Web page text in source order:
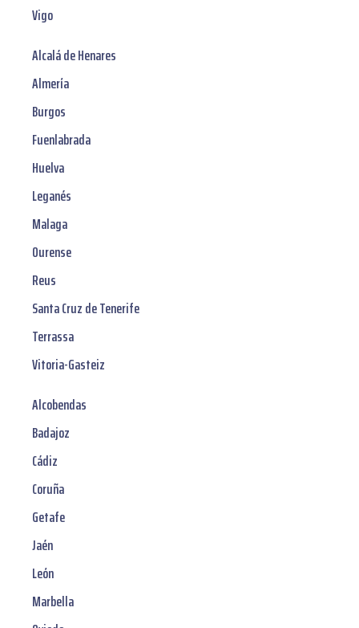
Vigo
Alcalá de Henares
Almería
Burgos
Fuenlabrada
Huelva
Leganés
Malaga
Ourense
Reus
Santa Cruz de Tenerife
Terrassa
Vitoria-Gasteiz
Alcobendas
Badajoz
Cádiz
Coruña
Getafe
Jaén
León
Marbella